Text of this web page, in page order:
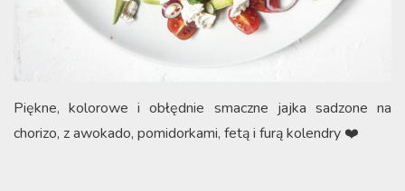
Piękne, kolorowe i obłędnie smaczne jajka sadzone na
chorizo, z awokado, pomidorkami, fetą i furą kolendry ❤️